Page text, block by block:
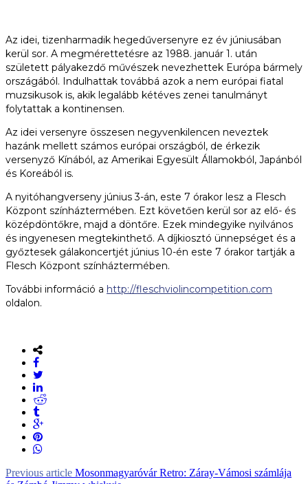
Az idei, tizenharmadik hegedűversenyre ez év júniusában
kerül sor. A megmérettetésre az 1988. január 1. után
született pályakezdő művészek nevezhettek Európa bármely
országából. Indulhattak továbbá azok a nem európai fiatal
muzsikusok is, akik legalább kétéves zenei tanulmányt
folytattak a kontinensen.
Az idei versenyre összesen negyvenkilencen neveztek
hazánk mellett számos európai országból, de érkezik
versenyző Kínából, az Amerikai Egyesült Államokból, Japánból
és Koreából is.
A nyitóhangverseny június 3-án, este 7 órakor lesz a Flesch
Központ színháztermében. Ezt követően kerül sor az elő- és
középdöntőkre, majd a döntőre. Ezek mindegyike nyilvános
és ingyenesen megtekinthető. A díjkiosztó ünnepséget és a
győztesek gálakoncertjét június 10-én este 7 órakor tartják a
Flesch Központ színháztermében.
További információ a http://fleschviolincompetition.com
oldalon.
Previous article Mosonmagyaróvár Retro: Záray-Vámosi számlája